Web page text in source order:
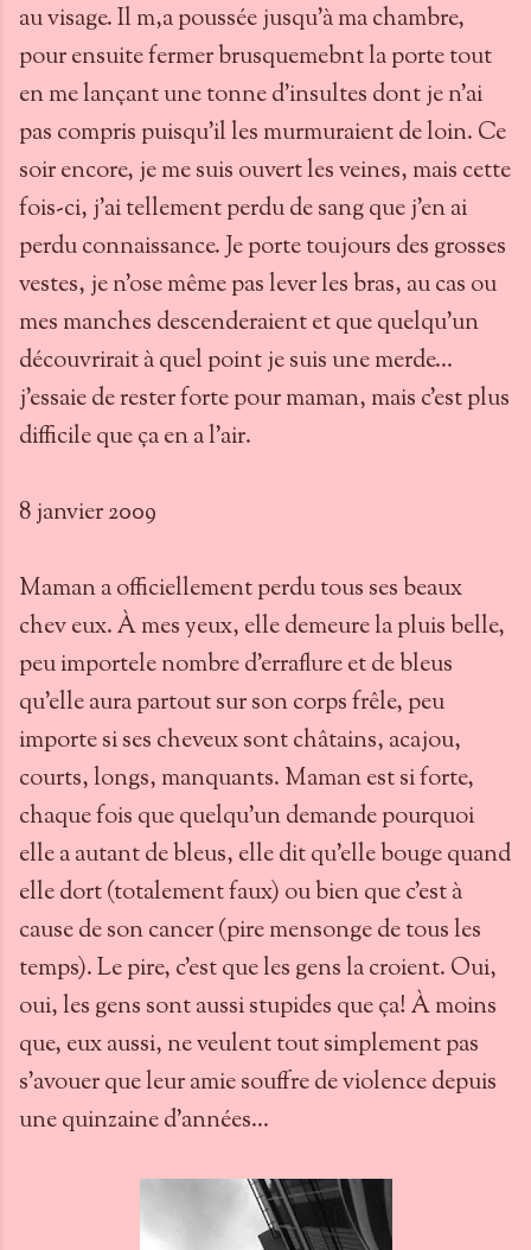
au visage. Il m,a poussée jusqu'à ma chambre,
pour ensuite fermer brusquemebnt la porte tout
en me lançant une tonne d'insultes dont je n'ai
pas compris puisqu'il les murmuraient de loin. Ce
soir encore, je me suis ouvert les veines, mais cette
fois-ci, j'ai tellement perdu de sang que j'en ai
perdu connaissance. Je porte toujours des grosses
vestes, je n'ose même pas lever les bras, au cas ou
mes manches descenderaient et que quelqu'un
découvrirait à quel point je suis une merde...
j'essaie de rester forte pour maman, mais c'est plus
difficile que ça en a l'air.
8 janvier 2009
Maman a officiellement perdu tous ses beaux
chev eux. À mes yeux, elle demeure la pluis belle,
peu importele nombre d'erraflure et de bleus
qu'elle aura partout sur son corps frêle, peu
importe si ses cheveux sont châtains, acajou,
courts, longs, manquants. Maman est si forte,
chaque fois que quelqu'un demande pourquoi
elle a autant de bleus, elle dit qu'elle bouge quand
elle dort (totalement faux) ou bien que c'est à
cause de son cancer (pire mensonge de tous les
temps). Le pire, c'est que les gens la croient. Oui,
oui, les gens sont aussi stupides que ça! À moins
que, eux aussi, ne veulent tout simplement pas
s'avouer que leur amie souffre de violence depuis
une quinzaine d'années...